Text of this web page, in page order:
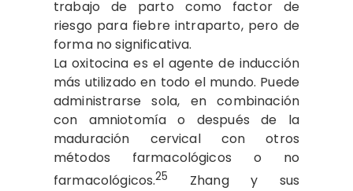
trabajo de parto como factor de
riesgo para fiebre intraparto, pero de
forma no significativa.
La oxitocina es el agente de inducción
más utilizado en todo el mundo. Puede
administrarse sola, en combinación
con amniotomía o después de la
maduración cervical con otros
métodos farmacológicos o no
farmacológicos.25
Zhang y sus